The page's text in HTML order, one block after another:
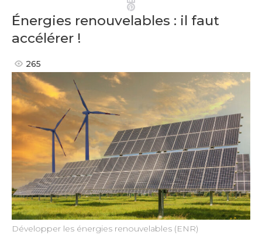
Pinterest
Énergies renouvelables : il faut
accélérer !
265
Développer les énergies renouvelables (ENR)